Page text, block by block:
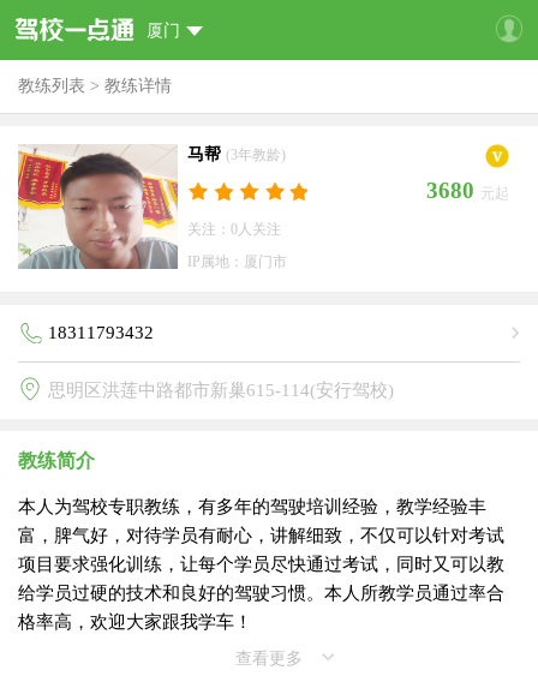
厦门
教练列表 > 教练详情
马帮 (3年教龄)
3680 元起
关注：0人关注
IP属地：厦门市
18311793432
思明区洪莲中路都市新巢615-114(安行驾校)
教练简介
本人为驾校专职教练，有多年的驾驶培训经验，教学经验丰
富，脾气好，对待学员有耐心，讲解细致，不仅可以针对考试
项目要求强化训练，让每个学员尽快通过考试，同时又可以教
给学员过硬的技术和良好的驾驶习惯。本人所教学员通过率合
格率高，欢迎大家跟我学车！
查看更多